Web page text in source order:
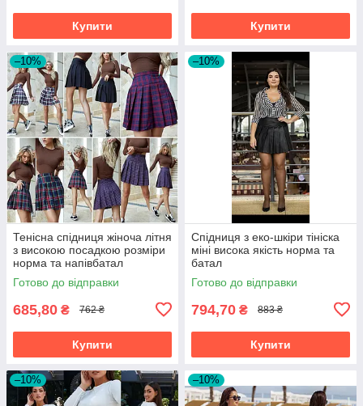
Купити Купити
–10%
Тенісна спідниця жіноча літня
з високою посадкою розміри
норма та напівбатал
Готово до відправки
685,80 ₴ 762 ₴
Купити
–10%
Спідниця з еко-шкіри тініска
міні висока якість норма та
батал
Готово до відправки
794,70 ₴ 883 ₴
Купити
–10% –10%